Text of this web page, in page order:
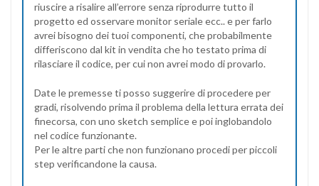
riuscire a risalire all’errore senza riprodurre tutto il
progetto ed osservare monitor seriale ecc.. e per farlo
avrei bisogno dei tuoi componenti, che probabilmente
differiscono dal kit in vendita che ho testato prima di
rilasciare il codice, per cui non avrei modo di provarlo.
Date le premesse ti posso suggerire di procedere per
gradi, risolvendo prima il problema della lettura errata dei
finecorsa, con uno sketch semplice e poi inglobandolo
nel codice funzionante.
Per le altre parti che non funzionano procedi per piccoli
step verificandone la causa.